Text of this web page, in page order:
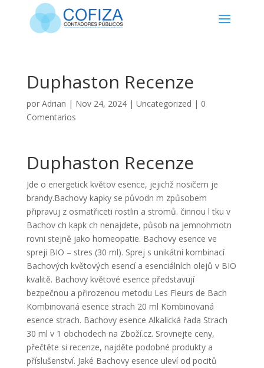
Duphaston Recenze
por Adrian | Nov 24, 2024| Uncategorized | 0
Comentarios
Duphaston Recenze
Jde o energetick květov esence, jejichž nosičem je
brandy.Bachovy kapky se původn m způsobem
připravuj z osmatřiceti rostlin a stromů. činnou l tku v
Bachov ch kapk ch nenajdete, působ na jemnohmotn
rovni stejně jako homeopatie. Bachovy esence ve
spreji BIO – stres (30 ml). Sprej s unikátní kombinací
Bachových květových esencí a esenciálních olejů v BIO
kvalitě. Bachovy květové esence představují
bezpečnou a přirozenou metodu Les Fleurs de Bach
Kombinovaná esence strach 20 ml Kombinovaná
esence strach. Bachovy esence Alkalická řada Strach
30 ml v 1 obchodech na Zboží.cz. Srovnejte ceny,
přečtěte si recenze, najděte podobné produkty a
příslušenství. Jaké Bachovy esence uleví od pocitů